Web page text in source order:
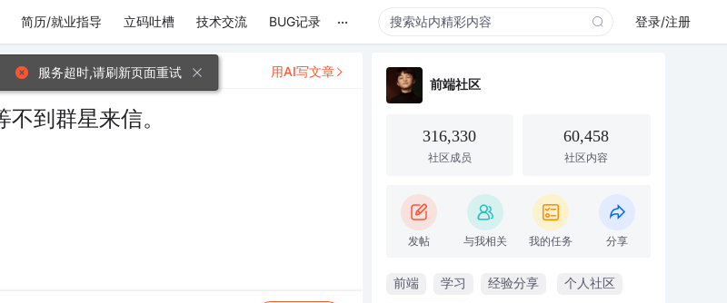
简历/就业指导 立码吐槽 技术交流 BUG记录 ... 登录/注册
到群星来信。
用AI写文章
前端社区
316,330
社区成员
60,458
社区内容
发帖 与我相关 我的任务 分享
前端 学习 经验分享 个人社区
服务超时,请刷新页面重试